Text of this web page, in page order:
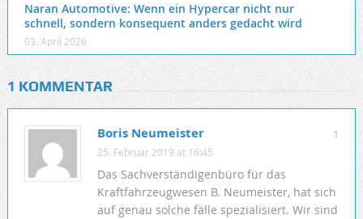
Naran Automotive: Wenn ein Hypercar nicht nur
schnell, sondern konsequent anders gedacht wird
03. April 2026
1 KOMMENTAR
1
Boris Neumeister
25. Februar 2019 at 16:45
Das Sachverständigenbüro für das
Kraftfahrzeugwesen B. Neumeister, hat sich
auf genau solche fälle spezialisiert. Wir sind